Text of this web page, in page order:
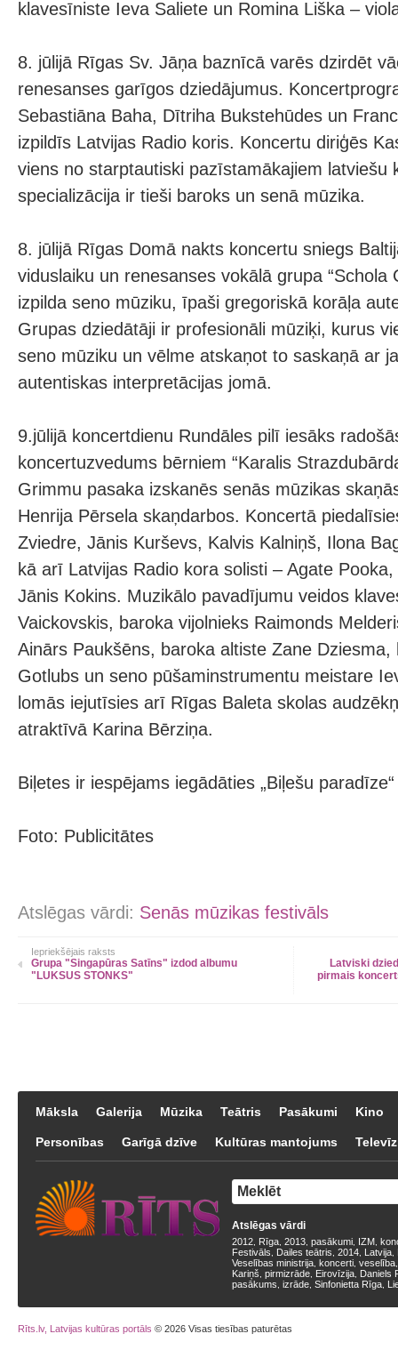
klavesīniste Ieva Saliete un Romina Liška –
8. jūlijā Rīgas Sv. Jāņa baznīcā varēs dzirdēt
renesanses garīgos dziedājumus.
Sebastiāna Baha, Dītriha Bukstehūdes un
izpildīs Latvijas Radio koris. Koncertu diriģēs
viens no starptautiski pazīstamākajiem latviešu
specializācija ir tieši baroks un senā mūzika.
8. jūlijā Rīgas Domā nakts koncertu sniegs
viduslaiku un renesanses vokālā grupa “Schola
izpilda seno mūziku, īpaši gregoriskā korāļa
Grupas dziedātāji ir profesionāli mūziķi, kurus
seno mūziku un vēlme atskaņot to saskaņā ar
autentiskas interpretācijas jomā.
9.jūlijā koncertdienu Rundāles pilī iesāks
koncertuzvedums bērniem “Karalis
Grimmu pasaka izskanēs senās mūzikas
Henrija Pērsela skaņdarbos. Koncertā
Zviedre, Jānis Kurševs, Kalvis Kalniņš, Ilona
kā arī Latvijas Radio kora solisti – Agate
Jānis Kokins. Muzikālo pavadījumu veidos
Vaickovskis, baroka vijolnieks Raimonds
Ainārs Paukšēns, baroka altiste Zane Dziesma,
Gotlubs un seno pūšaminstrumentu meistare
lomās iejutīsies arī Rīgas Baleta skolas
atraktīvā Karina Bērziņa.
Biļetes ir iespējams iegādāties „Biļešu
Foto: Publicitātes
Atslēgas vārdi: Senās mūzikas festivāls
Iepriekšējais raksts
Grupa "Singapūras Satīns" izdod albumu
"LUKSUS STONKS"
Latviski
pirmais
Māksla Galerija Mūzika Teātris Pasākumi Kino
Personības Garīgā dzīve Kultūras mantojums
Atslēgas vārdi
2012 Rīga 2013 pasākumi IZM
Festivāls
Dailes teātris 2014 Latvija
Veselības ministrija koncerti veselība
Kariņš pirmizrāde Eirovīzija Daniels
pasākums izrāde Sinfonietta Rīga
Rīts.lv, Latvijas kultūras portāls © 2026 Visas tiesības paturētas